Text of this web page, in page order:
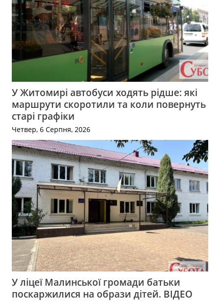
У Житомирі автобуси ходять рідше: які
маршрути скоротили та коли повернуть
старі графіки
Четвер, 6 Серпня, 2026
У ліцеї Малинської громади батьки
поскаржилися на образи дітей. ВІДЕО